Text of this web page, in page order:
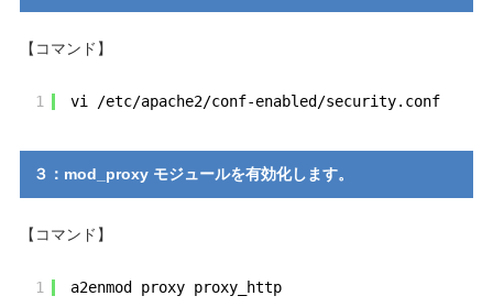
【コマンド】
1 vi /etc/apache2/conf-enabled/security.conf
３：mod_proxy モジュールを有効化します。
【コマンド】
1 a2enmod proxy proxy_http